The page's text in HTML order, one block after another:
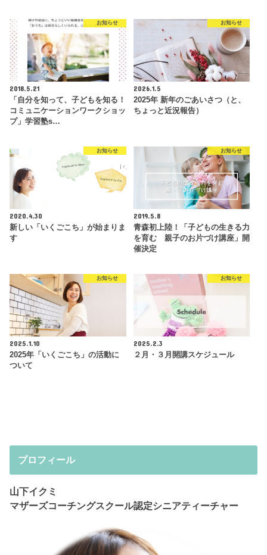
お知らせ
2018.5.21
「自分を知って、子どもを知る！
コミュニケーションワークショッ
プ」学習塾s…
お知らせ
2026.1.5
2025年 新年のごあいさつ（と、
ちょっと近況報告）
お知らせ
2020.4.30
新しい「いくごこち」が始まりま
す
お知らせ
2019.5.8
青森初上陸！「子どもの生きる力
を育む 親子のお片づけ講座」開
催決定
お知らせ
2025.1.10
2025年「いくごこち」の活動に
ついて
お知らせ
2025.2.3
２月・３月開講スケジュール
プロフィール
山下イクミ
マザーズコーチングスクール認定シニアティーチャー